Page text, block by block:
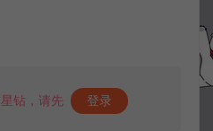
星钻，请先 登录